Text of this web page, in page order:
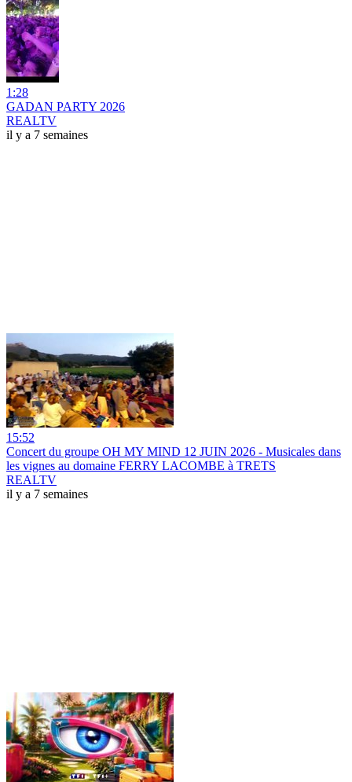
1:28
GADAN PARTY 2026
REALTV
il y a 7 semaines
15:52
Concert du groupe OH MY MIND 12 JUIN 2026 - Musicales dans
les vignes au domaine FERRY LACOMBE à TRETS
REALTV
il y a 7 semaines